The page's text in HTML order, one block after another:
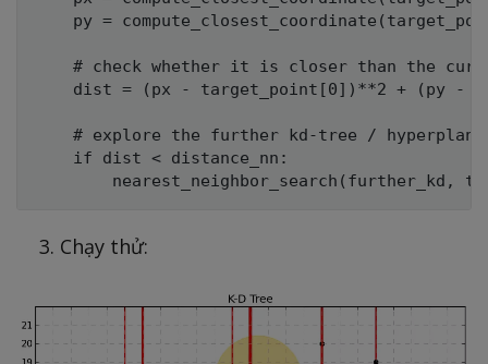
py =
# check whether it is closer than the
dist = (px - target_point[0])**2 + (py -
# explore the further kd-tree /
    if dist < distance_nn:
Chạy thử: